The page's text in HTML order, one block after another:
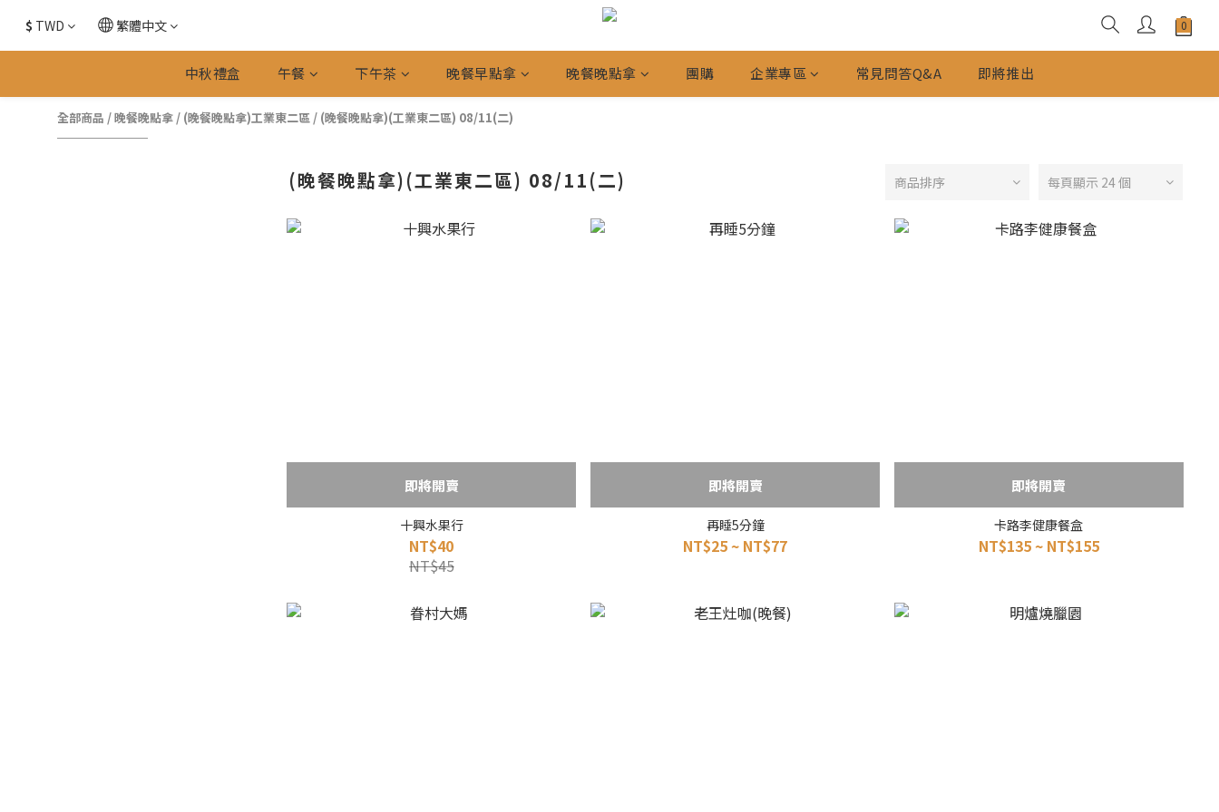
$ TWD 繁體中文
中秋禮盒 午餐 下午茶 晚餐早點拿 晚餐晚點拿 團購 企業專區 常見問答Q&A 即將推出
全部商品 /晚餐晚點拿 / (晚餐晚點拿)工業東二區 / (晚餐晚點拿)(工業東二區) 08/11(二)
(晚餐晚點拿)(工業東二區) 08/11(二) 商品排序 每頁顯示 24 個
即將開賣
十興水果行
NT$40
NT$45
即將開賣
再睡5分鐘
NT$25 ~ NT$77
即將開賣
卡路李健康餐盒
NT$135 ~ NT$155